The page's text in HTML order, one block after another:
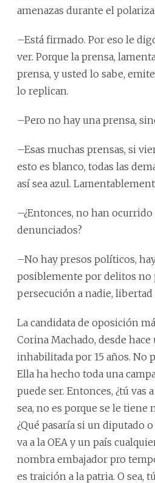
amenazas durante el
–Está firmado. Por eso le
ver. Porque la prensa,
prensa, y usted lo sabe,
lo replican.
–Pero no hay una prensa,
–Esas muchas prensas, si
esto es blanco, todas las
así sea azul.
–¿Entonces, no han
denunciados?
–No hay presos políticos,
posiblemente por delitos no
persecución a nadie,
La candidata de oposición
Corina Machado, desde hace
inhabilitada por 15 años. No
Ella ha hecho toda una
puede ser. Entonces, ¿tú vas
sea, no es porque se le tiene
¿Qué pasaría si un diputado
va a la OEA y un país
nombra embajador pro
es traición a la patria. O sea,